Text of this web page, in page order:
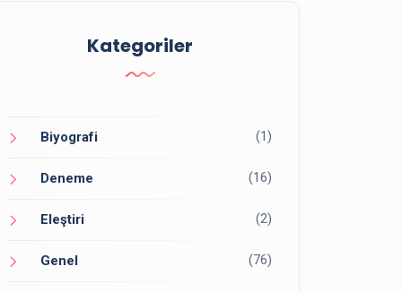
Kategoriler
Biyografi (1)
Deneme (16)
Eleştiri (2)
Genel (76)